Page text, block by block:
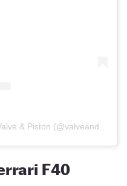
Una publicación compartida de Valve & Piston (@valveandpiston)
F40